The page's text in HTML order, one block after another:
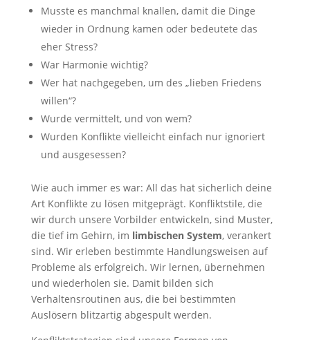
Musste es manchmal knallen, damit die Dinge
wieder in Ordnung kamen oder bedeutete das
eher Stress?
War Harmonie wichtig?
Wer hat nachgegeben, um des „lieben Friedens
willen“?
Wurde vermittelt, und von wem?
Wurden Konflikte vielleicht einfach nur ignoriert
und ausgesessen?
Wie auch immer es war: All das hat sicherlich deine
Art Konflikte zu lösen mitgeprägt. Konfliktstile, die
wir durch unsere Vorbilder entwickeln, sind Muster,
die tief im Gehirn, im limbischen System, verankert
sind. Wir erleben bestimmte Handlungsweisen auf
Probleme als erfolgreich. Wir lernen, übernehmen
und wiederholen sie. Damit bilden sich
Verhaltensroutinen aus, die bei bestimmten
Auslösern blitzartig abgespult werden.